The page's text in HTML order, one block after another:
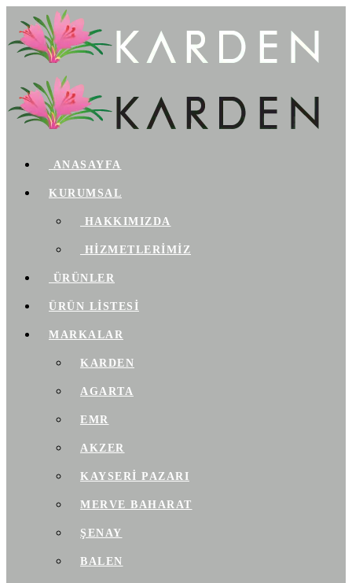
ANASAYFA
KURUMSAL
HAKKIMIZDA
HİZMETLERİMİZ
ÜRÜNLER
ÜRÜN LİSTESİ
MARKALAR
KARDEN
AGARTA
EMR
AKZER
KAYSERI PAZARI
MERVE BAHARAT
ŞENAY
BALEN